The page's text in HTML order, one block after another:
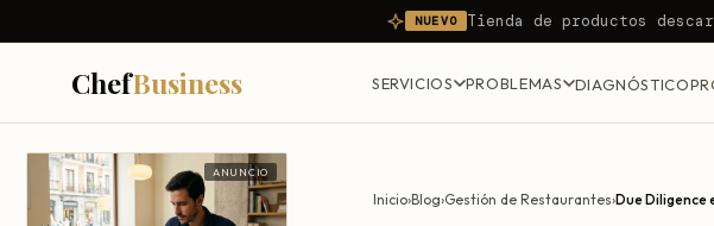
NUEVO Tienda de productos
ChefBusiness SERVICIOS PROBLEMAS DIAGNÓSTICO
Inicio›Blog›Gestión de Restaurantes›
ANUNCIO